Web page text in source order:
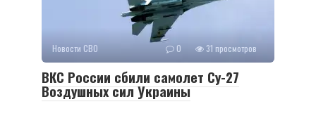
Новости СВО 0 31 просмотров
ВКС России сбили самолет Су-27
Воздушных сил Украины